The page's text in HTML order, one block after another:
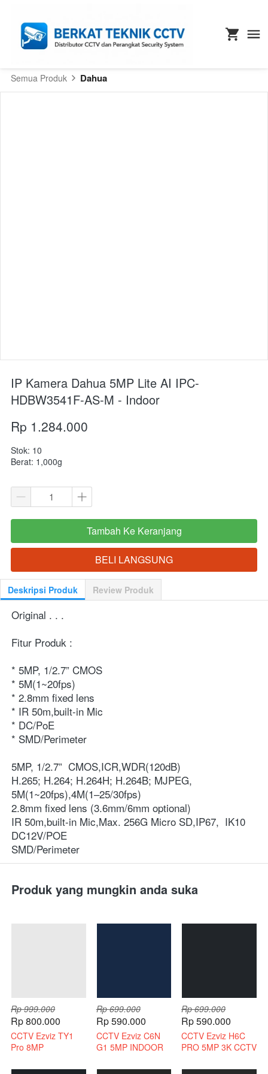
Semua Produk Dahua
IP Kamera Dahua 5MP Lite AI IPC-
HDBW3541F-AS-M - Indoor
Rp 1.284.000
Stok: 10
Berat: 1,000g
`
Tambah Ke Keranjang
`BELI LANGSUNG
Deskripsi Produk Review Produk
Original . . .
Fitur Produk :
* 5MP, 1/2.7” CMOS
* 5M(1~20fps)
* 2.8mm fixed lens
* IR 50m,built-in Mic
* DC/PoE
* SMD/Perimeter
5MP, 1/2.7”  CMOS,ICR,WDR(120dB)
H.265; H.264; H.264H; H.264B; MJPEG,
5M(1~20fps),4M(1–25/30fps)
2.8mm fixed lens (3.6mm/6mm optional)
IR 50m,built-in Mic,Max. 256G Micro SD,IP67,  IK10
DC12V/POE
SMD/Perimeter
Produk yang mungkin anda suka
Rp 999.000
Rp 800.000
CCTV Ezviz TY1
Pro 8MP
Rp 699.000
Rp 590.000
CCTV Ezviz C6N
G1 5MP INDOOR
AUDIO
Rp 699.000
Rp 590.000
CCTV Ezviz H6C
PRO 5MP 3K CCTV
AUDIO